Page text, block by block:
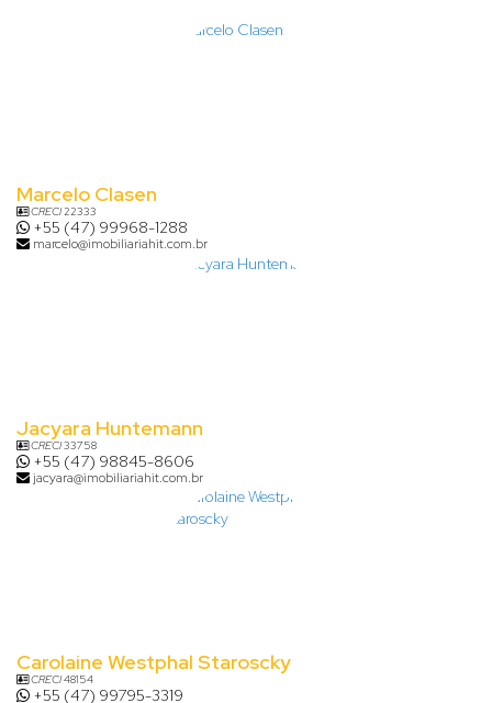
Marcelo Clasen
CRECI22333
+55 (47) 99968-1288
marcelo@imobiliariahit.com.br
Jacyara Huntemann
CRECI33758
+55 (47) 98845-8606
jacyara@imobiliariahit.com.br
Carolaine Westphal Staroscky
CRECI48154
+55 (47) 99795-3319